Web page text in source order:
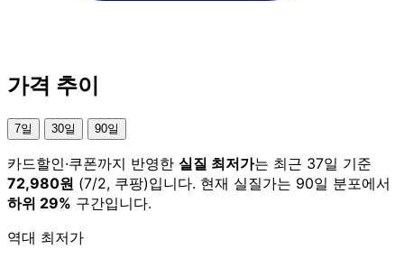
가격 추이
7일 30일 90일
카드할인·쿠폰까지 반영한 실질 최저가는 최근 37일 기준
72,980원 (7/2, 쿠팡)입니다. 현재 실질가는 90일 분포에서
하위 29% 구간입니다.
역대 최저가